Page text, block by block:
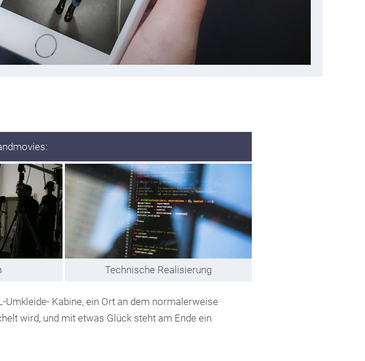
Technische Realisierung
Kabine, ein Ort an dem normalerweise
wird, und mit etwas Glück steht am Ende ein